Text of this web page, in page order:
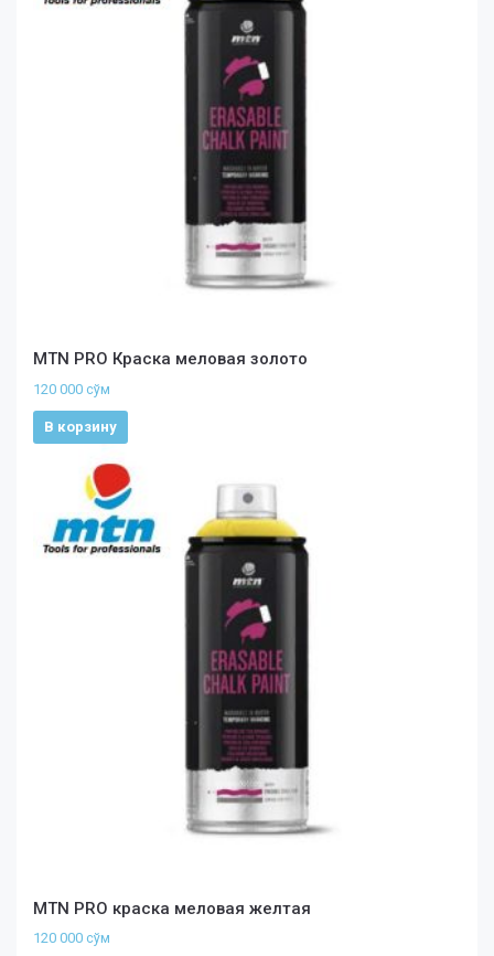
MTN PRO Краска меловая золото
120 000 сўм
В корзину
MTN PRO краска меловая желтая
120 000 сўм